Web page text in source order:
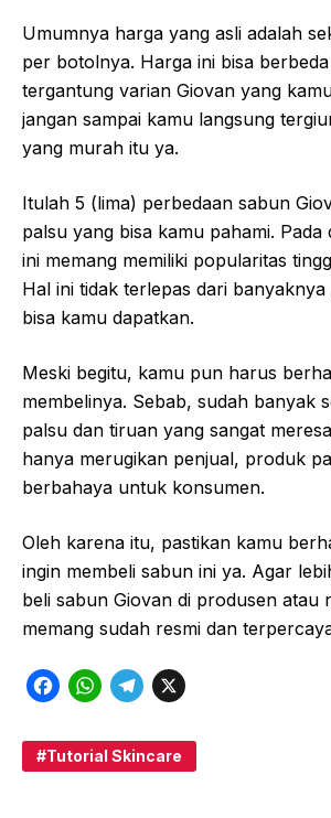
Umumnya harga yang asli adalah
per botolnya. Harga ini bisa
tergantung varian Giovan yang
jangan sampai kamu langsung
yang murah itu ya.
Itulah 5 (lima) perbedaan sabun
palsu yang bisa kamu pahami.
ini memang memiliki popularitas
Hal ini tidak terlepas dari
bisa kamu dapatkan.
Meski begitu, kamu pun harus
membelinya. Sebab, sudah banyak
palsu dan tiruan yang sangat
hanya merugikan penjual, produk
berbahaya untuk konsumen.
Oleh karena itu, pastikan kamu
ingin membeli sabun ini ya. Agar
beli sabun Giovan di produsen atau
memang sudah resmi dan
F
c
W
a
T
l
X
Tutorial Skincare